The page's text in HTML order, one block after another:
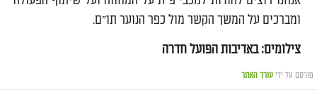
ומברכים על המשך הקשר מול כפר הנוער תו"ם.
צילומים: באדיבות הפועל חדרה
פורסם על ידי עורך האתר